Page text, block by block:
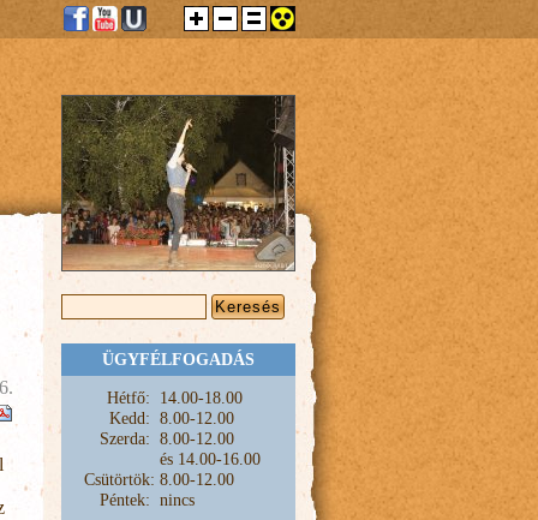
KERESÉS ŰRLAP
ÜGYFÉLFOGADÁS
Hétfő: 14.00-18.00
Kedd: 8.00-12.00
Szerda: 8.00-12.00
és 14.00-16.00
Csütörtök: 8.00-12.00
Péntek: nincs